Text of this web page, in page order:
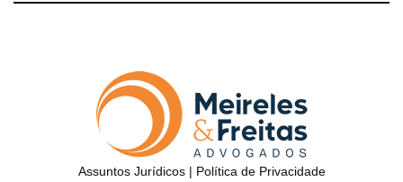
Assuntos Jurídicos | Política de Privacidade